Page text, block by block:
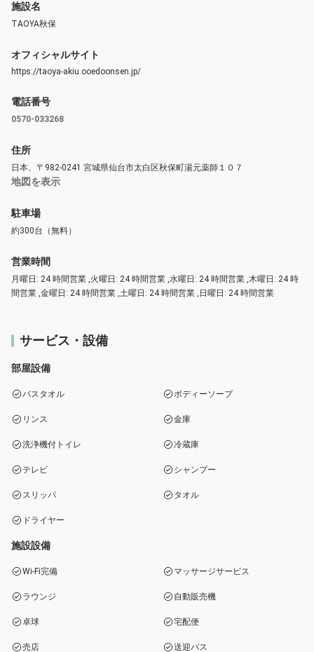
施設名
TAOYA秋保
オフィシャルサイト
https://taoya-akiu.ooedoonsen.jp/
電話番号
0570-033268
住所
日本、〒982-0241 宮城県仙台市太白区秋保町湯元薬師１０７
地図を表示
駐車場
約300台（無料）
営業時間
月曜日: 24 時間営業 ,火曜日: 24 時間営業 ,水曜日: 24 時間営業 ,木曜日: 24 時
間営業 ,金曜日: 24 時間営業 ,土曜日: 24 時間営業 ,日曜日: 24 時間営業
サービス・設備
部屋設備
バスタオル ボディーソープ
リンス 金庫
洗浄機付トイレ 冷蔵庫
テレビ シャンプー
スリッパ タオル
ドライヤー
施設設備
Wi-Fi完備 マッサージサービス
ラウンジ 自動販売機
卓球 宅配便
売店 送迎バス